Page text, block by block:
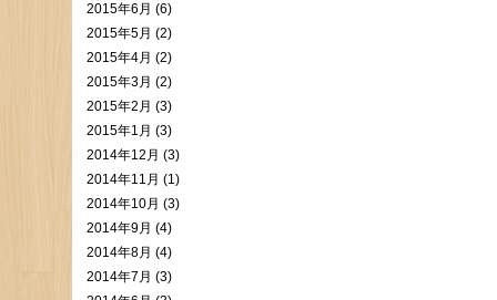
2015年6月 (6)
2015年5月 (2)
2015年4月 (2)
2015年3月 (2)
2015年2月 (3)
2015年1月 (3)
2014年12月 (3)
2014年11月 (1)
2014年10月 (3)
2014年9月 (4)
2014年8月 (4)
2014年7月 (3)